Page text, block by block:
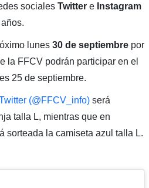
sociales Twittere Instagram
lunes 30 de septiembre por
la FFCV podrán participar en el
25 de septiembre.
(@FFCV_info) será
talla L, mientras que en
sorteada la camiseta azul talla L.